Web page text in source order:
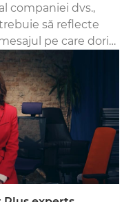
companiei dvs.,
să reflecte
pe care doriți
seriozitate,